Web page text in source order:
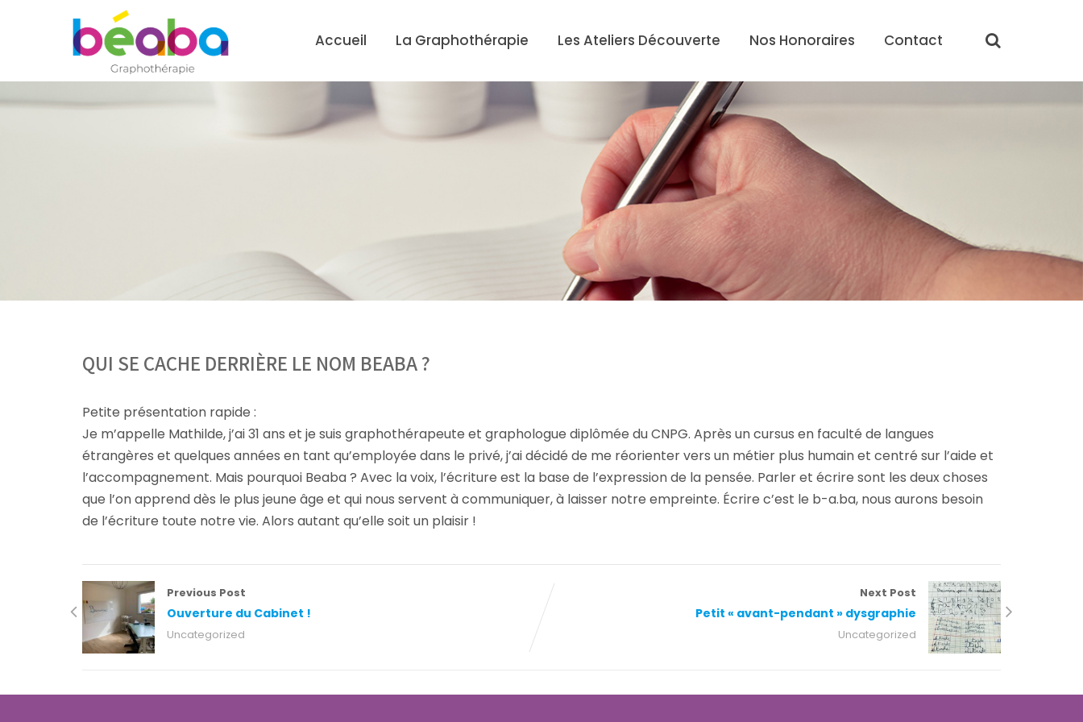
Accueil La Graphothérapie Les Ateliers Découverte Nos Honoraires Contact
QUI SE CACHE DERRIÈRE LE NOM BEABA ?
Petite présentation rapide :
Je m’appelle Mathilde, j’ai 31 ans et je suis graphothérapeute et graphologue diplômée du CNPG. Après un cursus en faculté de langues
étrangères et quelques années en tant qu’employée dans le privé, j’ai décidé de me réorienter vers un métier plus humain et centré sur l’aide et
l’accompagnement. Mais pourquoi Beaba ? Avec la voix, l’écriture est la base de l’expression de la pensée. Parler et écrire sont les deux choses
que l’on apprend dès le plus jeune âge et qui nous servent à communiquer, à laisser notre empreinte. Écrire c’est le b-a.ba, nous aurons besoin
de l’écriture toute notre vie. Alors autant qu’elle soit un plaisir !
Previous Post
Ouverture du Cabinet !
Uncategorized
Next Post
Petit « avant-pendant » dysgraphie
Uncategorized